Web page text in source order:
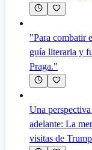
"Para combatir
guía literaria y
Praga."
Una
adelante: La
visitas de